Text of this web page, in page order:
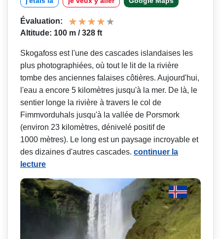
Évaluation:
Altitude: 100 m / 328 ft
Skogafoss est l'une des cascades islandaises les
plus photographiées, où tout le lit de la rivière
tombe des anciennes falaises côtières. Aujourd'hui,
l'eau a encore 5 kilomètres jusqu'à la mer. De là, le
sentier longe la rivière à travers le col de
Fimmvorduhals jusqu'à la vallée de Porsmork
(environ 23 kilomètres, dénivelé positif de
1000 mètres). Le long est un paysage incroyable et
des dizaines d'autres cascades. continuer la
lecture